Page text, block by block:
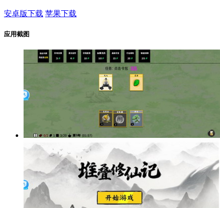
安卓版下载 苹果下载
应用截图